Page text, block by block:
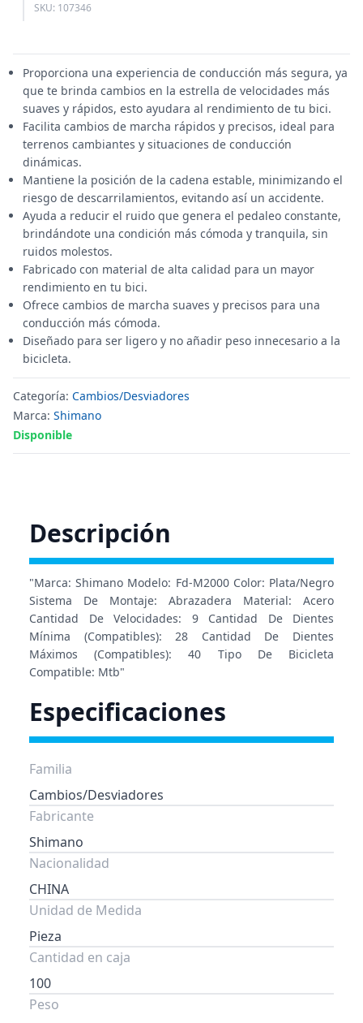
SKU: 107346
Proporciona una experiencia de conducción más segura, ya
que te brinda cambios en la estrella de velocidades más
suaves y rápidos, esto ayudara al rendimiento de tu bici.
Facilita cambios de marcha rápidos y precisos, ideal para
terrenos cambiantes y situaciones de conducción
dinámicas.
Mantiene la posición de la cadena estable, minimizando el
riesgo de descarrilamientos, evitando así un accidente.
Ayuda a reducir el ruido que genera el pedaleo constante,
brindándote una condición más cómoda y tranquila, sin
ruidos molestos.
Fabricado con material de alta calidad para un mayor
rendimiento en tu bici.
Ofrece cambios de marcha suaves y precisos para una
conducción más cómoda.
Diseñado para ser ligero y no añadir peso innecesario a la
bicicleta.
Categoría: Cambios/Desviadores
Marca: Shimano
Disponible
Descripción
"Marca: Shimano Modelo: Fd-M2000 Color: Plata/Negro
Sistema De Montaje: Abrazadera Material: Acero
Cantidad De Velocidades: 9 Cantidad De Dientes
Mínima (Compatibles): 28 Cantidad De Dientes
Máximos (Compatibles): 40 Tipo De Bicicleta
Compatible: Mtb"
Especificaciones
Familia
Cambios/Desviadores
Fabricante
Shimano
Nacionalidad
CHINA
Unidad de Medida
Pieza
Cantidad en caja
100
Peso